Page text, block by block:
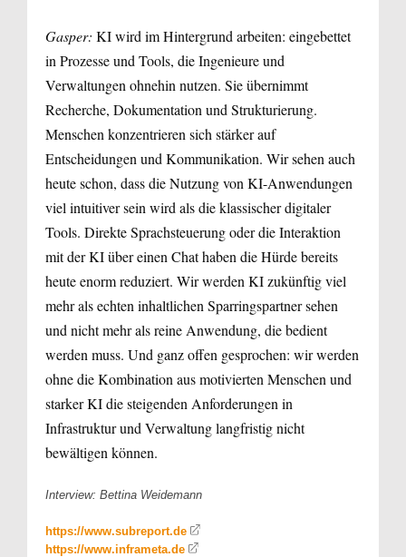
Gasper: KI wird im Hintergrund arbeiten: eingebettet
in Prozesse und Tools, die Ingenieure und
Verwaltungen ohnehin nutzen. Sie übernimmt
Recherche, Dokumentation und Strukturierung.
Menschen konzentrieren sich stärker auf
Entscheidungen und Kommunikation. Wir sehen auch
heute schon, dass die Nutzung von KI-Anwendungen
viel intuitiver sein wird als die klassischer digitaler
Tools. Direkte Sprachsteuerung oder die Interaktion
mit der KI über einen Chat haben die Hürde bereits
heute enorm reduziert. Wir werden KI zukünftig viel
mehr als echten inhaltlichen Sparringspartner sehen
und nicht mehr als reine Anwendung, die bedient
werden muss. Und ganz offen gesprochen: wir werden
ohne die Kombination aus motivierten Menschen und
starker KI die steigenden Anforderungen in
Infrastruktur und Verwaltung langfristig nicht
bewältigen können.
Interview: Bettina Weidemann
https://www.subreport.de
https://www.inframeta.de